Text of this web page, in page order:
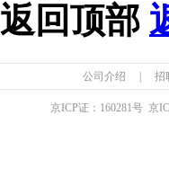
返回顶部
公司介绍 招
京ICP证： 160281号 京